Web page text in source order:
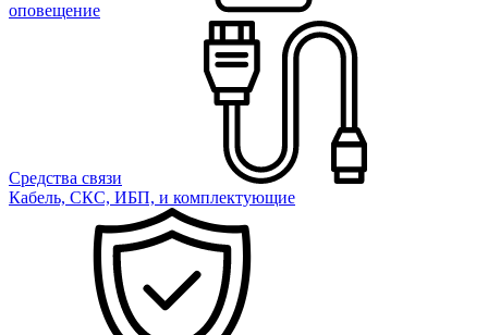
оповещение
Средства связи
Кабель, СКС, ИБП, и комплектующие